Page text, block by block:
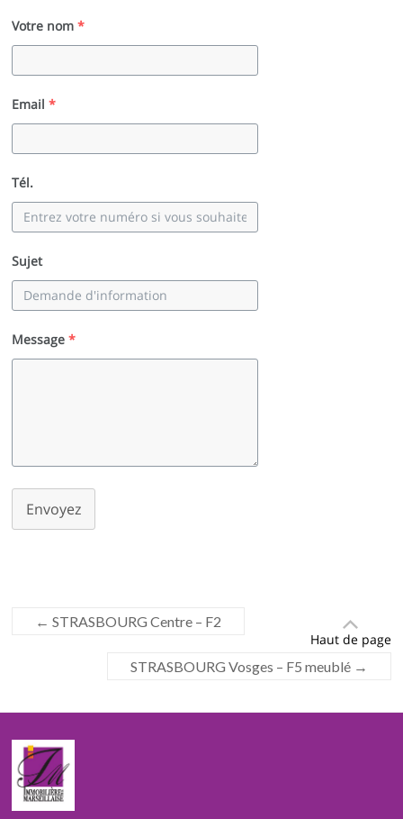
Votre nom *
Email *
Tél.
Sujet
Message *
Envoyez
Haut de page
← STRASBOURG Centre – F2
STRASBOURG Vosges – F5 meublé →